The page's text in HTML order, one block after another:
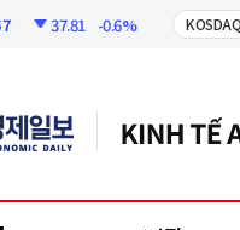
37.81 -0.6% KOSDAQ